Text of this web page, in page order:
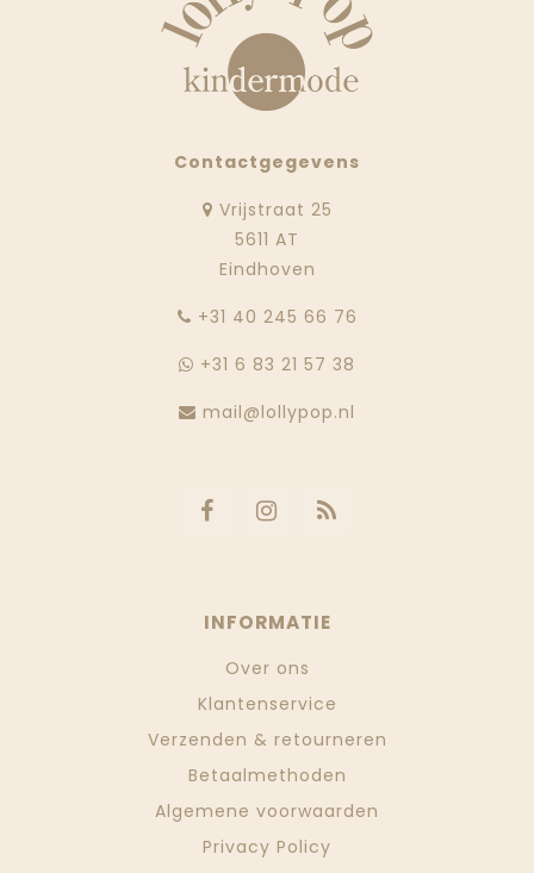
Contactgegevens
Vrijstraat 25
5611 AT
Eindhoven
‭+31 40 245 66 76
+31 6 83 21 57 38
mail@lollypop.nl
INFORMATIE
Over ons
Klantenservice
Verzenden & retourneren
Betaalmethoden
Algemene voorwaarden
Privacy Policy